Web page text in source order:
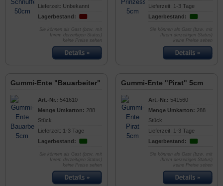
Lieferzeit: Unbekannt
Lagerbestand:
Sie können als Gast (bzw. mit
Ihrem derzeitigen Status)
keine Preise sehen
Lieferzeit: 1-3 Tage
Lagerbestand:
Sie können als Gast (bzw. mit
Ihrem derzeitigen Status)
keine Preise sehen
Gummi-Ente "Bauarbeiter" 5cm
Art.-Nr.: 541610
Menge Umkarton: 288
Stück
Lieferzeit: 1-3 Tage
Lagerbestand:
Sie können als Gast (bzw. mit
Ihrem derzeitigen Status)
keine Preise sehen
Gummi-Ente "Pirat" 5cm
Art.-Nr.: 541560
Menge Umkarton: 288
Stück
Lieferzeit: 1-3 Tage
Lagerbestand:
Sie können als Gast (bzw. mit
Ihrem derzeitigen Status)
keine Preise sehen